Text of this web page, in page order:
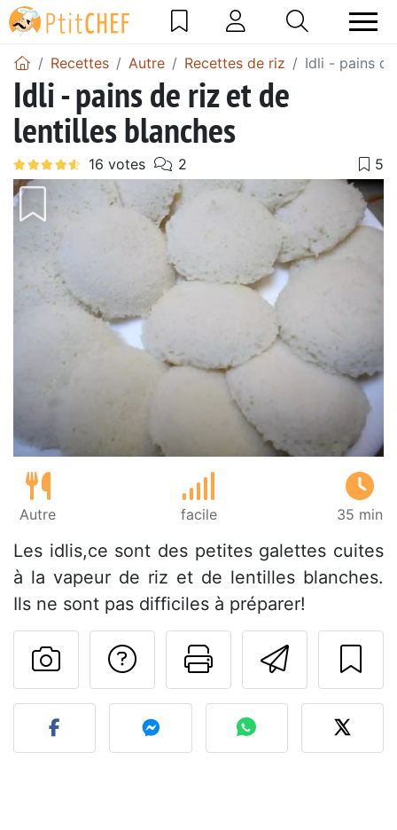
Recettes Autre Recettes de riz Idli - pains
Idli - pains de riz et de
lentilles blanches
Autre facile 35 min
Les idlis,ce sont des petites galettes cuites
à la vapeur de riz et de lentilles blanches.
Ils ne sont pas difficiles à préparer!
Imprimer
Poser une
Publier votre photo de